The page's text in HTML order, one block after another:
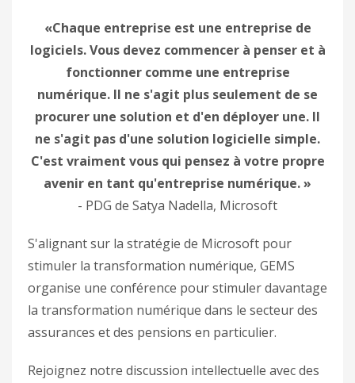
«Chaque entreprise est une entreprise de
logiciels. Vous devez commencer à penser et à
fonctionner comme une entreprise
numérique. Il ne s'agit plus seulement de se
procurer une solution et d'en déployer une. Il
ne s'agit pas d'une solution logicielle simple.
C'est vraiment vous qui pensez à votre propre
avenir en tant qu'entreprise numérique. »
- PDG de Satya Nadella, Microsoft
S'alignant sur la stratégie de Microsoft pour
stimuler la transformation numérique, GEMS
organise une conférence pour stimuler davantage
la transformation numérique dans le secteur des
assurances et des pensions en particulier.
Rejoignez notre discussion intellectuelle avec des